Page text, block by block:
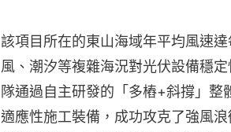
該項目所在的東山海域年平均風速
風、潮汐等複雜海況對光伏設備穩
隊通過自主研發的「多樁+斜撐」
適應性施工裝備，成功攻克了強風